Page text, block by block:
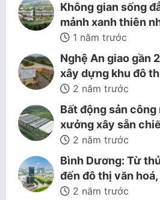
Không gian sống
mảnh xanh thiên
1 năm trước
Nghệ An giao gần
xây dựng khu đô
2 năm trước
Bất động sản
xưởng xây sẵn
2 năm trước
Bình Dương: Từ
đến đô thị văn
2 năm trước